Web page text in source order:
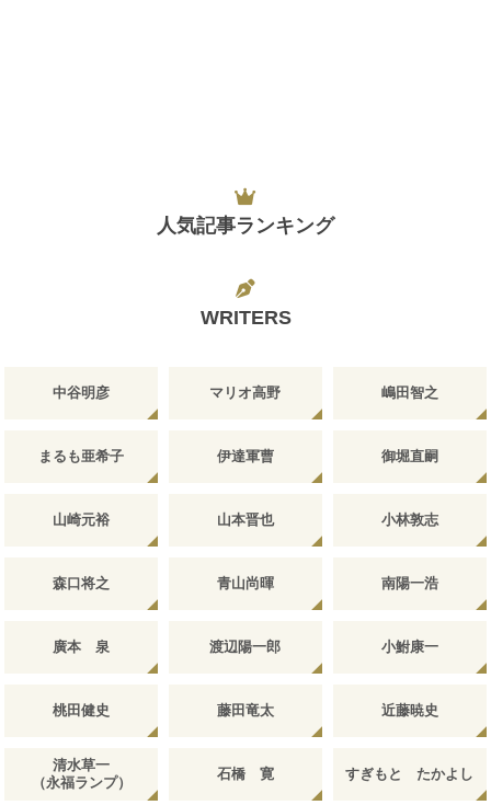
人気記事ランキング
WRITERS
中谷明彦 マリオ高野 嶋田智之
まるも亜希子 伊達軍曹 御堀直嗣
山崎元裕 山本晋也 小林敦志
森口将之 青山尚暉 南陽一浩
廣本 泉 渡辺陽一郎 小鮒康一
桃田健史 藤田竜太 近藤暁史
清水草一
（永福ランプ）
石橋 寛 すぎもと たかよし